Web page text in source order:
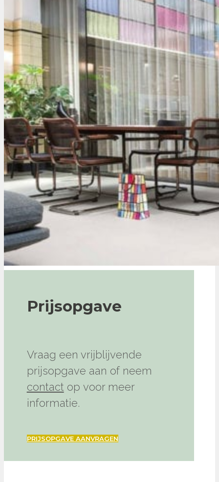
Prijsopgave
Vraag een vrijblijvende
prijsopgave aan of neem
contact op voor meer
informatie.
PRIJSOPGAVE AANVRAGEN